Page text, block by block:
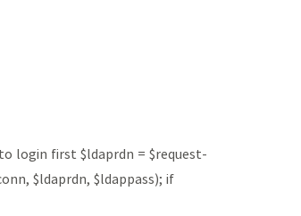
login first $ldaprdn = $request-
$ldaprdn, $ldappass); if